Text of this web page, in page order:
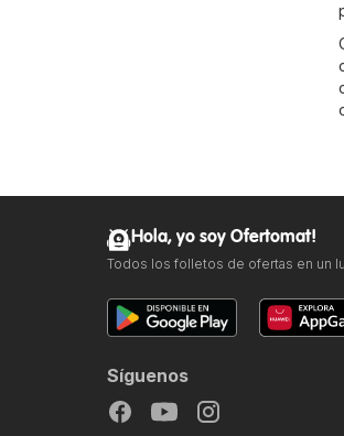
Hola, yo soy Ofertomat!
Todos los folletos de ofertas en un
Síguenos